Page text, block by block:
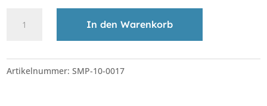
from
Menge
In den Warenkorb
Artikelnummer:SMP-10-0017